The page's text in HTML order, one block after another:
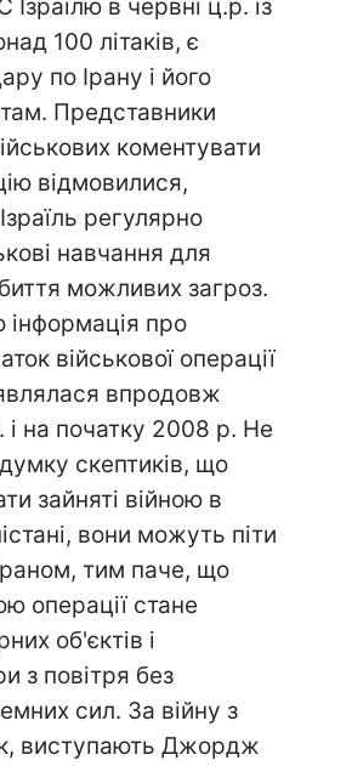
в червні ц.р. із
100 літаків, є
по Ірану і його
Представники
коментувати
відмовилися,
регулярно
навчання для
можливих загроз.
про
військової операції
впродовж
і на початку 2008 р. Не
скептиків, що
зайняті війною в
вони можуть піти
тим паче, що
операції стане
об'єктів і
з повітря без
сил. За війну з
виступають Джордж